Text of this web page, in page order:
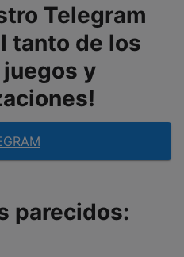
Telegram
tanto de los
y
parecidos: